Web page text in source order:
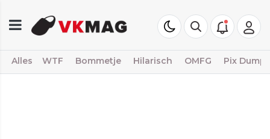
Alles WTF Bommetje Hilarisch OMFG Pix Dump